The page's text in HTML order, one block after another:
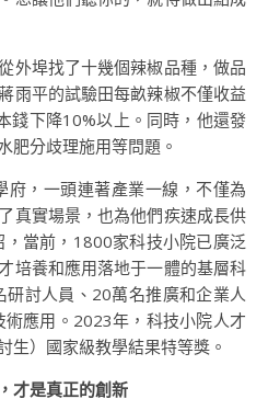
外埠找了十幾個辣椒品種，做品
雨平的試驗田每畝辣椒不僅收益
錢下降10%以上。同時，他還發
肥分歧理施用等問題。
府，一頭連著產業一線，不僅為
真實場景，也為他們疾速成長供
，當前，1800家科技小院已廣泛
培養和應用落地于一體的基層科
討人員、20萬名推廣和企業人
應用。2023年，科技小院人才
生）國家級教學結果特等獎。
才是真正的創新